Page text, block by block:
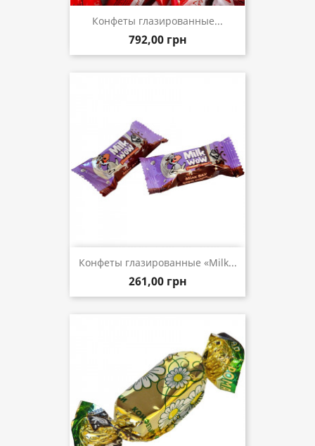
Конфеты глазированные...
792,00 грн
Конфеты глазированные «Milk...
261,00 грн